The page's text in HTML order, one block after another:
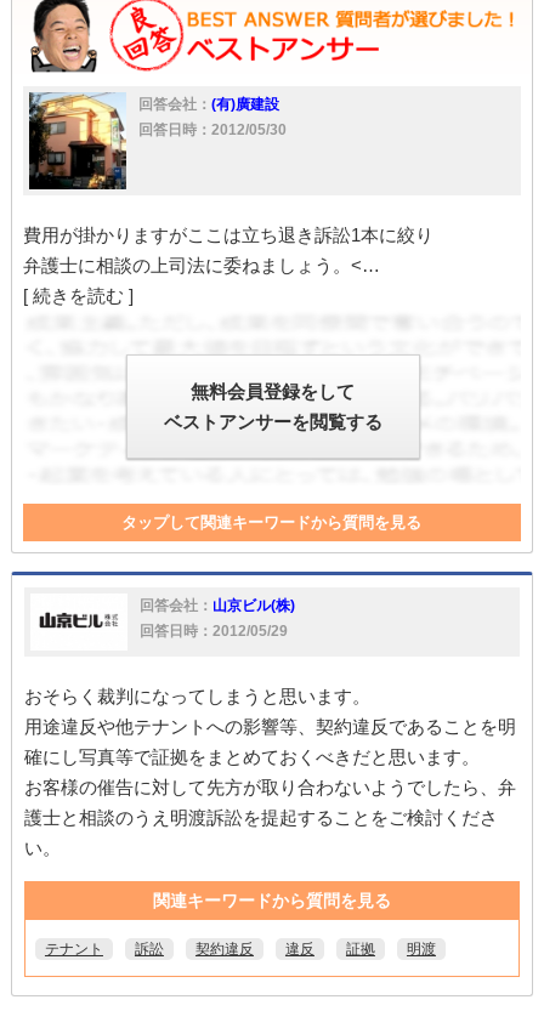
回答会社： (有)廣建設
回答日時：2012/05/30
費用が掛かりますがここは立ち退き訴訟1本に絞り
弁護士に相談の上司法に委ねましょう。<…
[ 続きを読む ]
無料会員登録をして
ベストアンサーを閲覧する
タップして関連キーワードから質問を見る
テナント 連帯保証人 契約解除 保証人
訴訟
回答会社： 山京ビル(株)
回答日時：2012/05/29
おそらく裁判になってしまうと思います。
用途違反や他テナントへの影響等、契約違反であることを明
確にし写真等で証拠をまとめておくべきだと思います。
お客様の催告に対して先方が取り合わないようでしたら、弁
護士と相談のうえ明渡訴訟を提起することをご検討くださ
い。
関連キーワードから質問を見る
テナント 訴訟 契約違反 違反 証拠 明渡